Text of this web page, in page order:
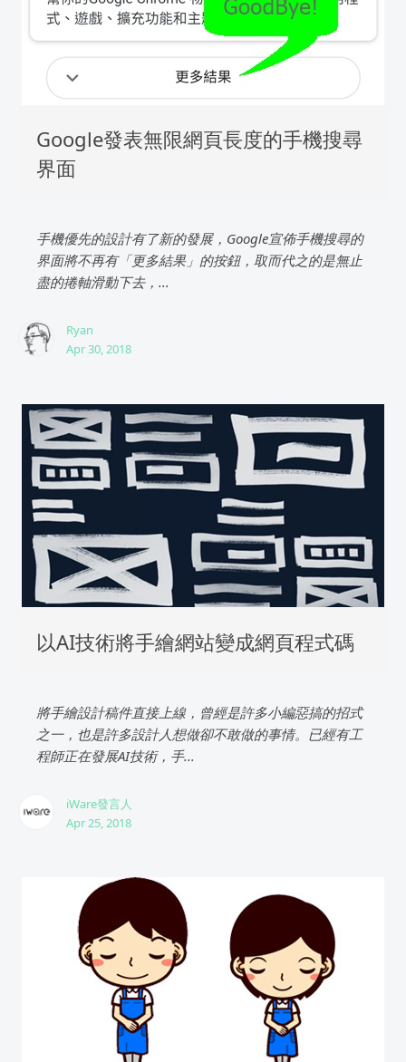
Google發表無限網頁長度的手機搜尋
界面
手機優先的設計有了新的發展，Google宣佈手機搜尋的
界面將不再有「更多結果」的按鈕，取而代之的是無止
盡的捲軸滑動下去，...
Ryan
Apr 30, 2018
以AI技術將手繪網站變成網頁程式碼
將手繪設計稿件直接上線，曾經是許多小編惡搞的招式
之一，也是許多設計人想做卻不敢做的事情。已經有工
程師正在發展AI技術，手...
iWare發言人
Apr 25, 2018